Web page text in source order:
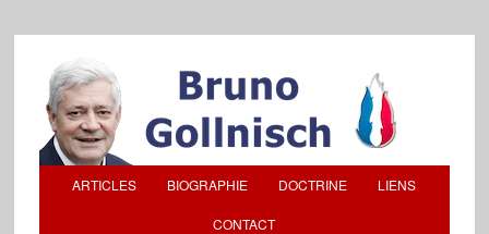
ARTICLES BIOGRAPHIE DOCTRINE LIENS
CONTACT